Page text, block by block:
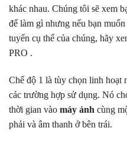
khác nhau. Chúng tôi sẽ xem
để làm gì nhưng nếu bạn
tuyến cụ thể của chúng, hãy
PRO .
Chế độ 1 là tùy chọn linh hoạt
các trường hợp sử dụng. Nó
thời gian vào máy ảnh cùng
phải và âm thanh ở bên trái.